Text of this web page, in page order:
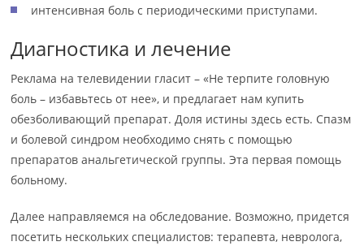
интенсивная боль с периодическими приступами.
Диагностика и лечение
Реклама на телевидении гласит – «Не терпите головную
боль – избавьтесь от нее», и предлагает нам купить
обезболивающий препарат. Доля истины здесь есть. Спазм
и болевой синдром необходимо снять с помощью
препаратов анальгетической группы. Эта первая помощь
больному.
Далее направляемся на обследование. Возможно, придется
посетить нескольких специалистов: терапевта, невролога,